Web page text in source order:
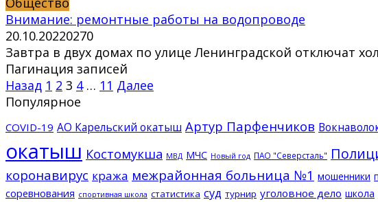
Внимание: ремонтные работы на водопроводе
20.10.20220270
Завтра в двух домах по улице Ленинградской отключат
Пагинация записей
Назад 1 2 3 4 … 11 Далее
Популярное
COVID-19 АО Карельский окатыш Артур Парфенчиков
окатыш Костомукша МВД МЧС Новый год ПАО "Северсталь"
коронавирус кража межрайонная больница №1 мошенники
соревнования спортивная школа статистика суд турнир уголовное дело школа